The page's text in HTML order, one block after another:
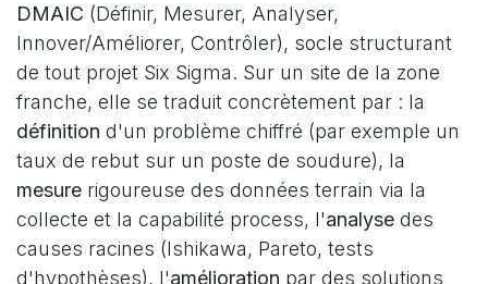
DMAIC (Définir, Mesurer, Analyser,
Innover/Améliorer, Contrôler), socle structurant
de tout projet Six Sigma. Sur un site de la zone
franche, elle se traduit concrètement par : la
définition d'un problème chiffré (par exemple un
taux de rebut sur un poste de soudure), la
mesure rigoureuse des données terrain via la
collecte et la capabilité process, l'analyse des
causes racines (Ishikawa, Pareto, tests
d'hypothèses), l'amélioration par des solutions